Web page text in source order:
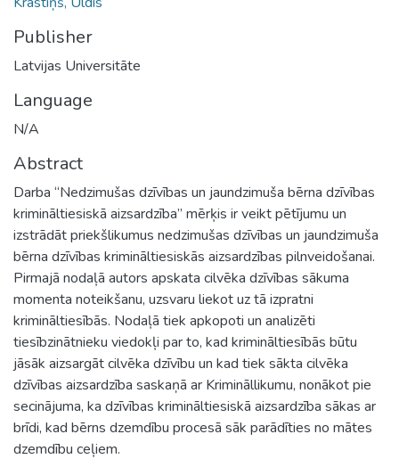
Publisher
Latvijas Universitāte
Language
N/A
Abstract
Darba “Nedzimušas dzīvības un jaundzimuša bērna dzīvības
krimināltiesiskā aizsardzība” mērķis ir veikt pētījumu un
izstrādāt priekšlikumus nedzimušas dzīvības un jaundzimuša
bērna dzīvības krimināltiesiskās aizsardzības pilnveidošanai.
Pirmajā nodaļā autors apskata cilvēka dzīvības sākuma
momenta noteikšanu, uzsvaru liekot uz tā izpratni
krimināltiesībās. Nodaļā tiek apkopoti un analizēti
tiesībzinātnieku viedokļi par to, kad krimināltiesībās būtu
jāsāk aizsargāt cilvēka dzīvību un kad tiek sākta cilvēka
dzīvības aizsardzība saskaņā ar Krimināllikumu, nonākot pie
secinājuma, ka dzīvības krimināltiesiskā aizsardzība sākas ar
brīdi, kad bērns dzemdību procesā sāk parādīties no mātes
dzemdību ceļiem.